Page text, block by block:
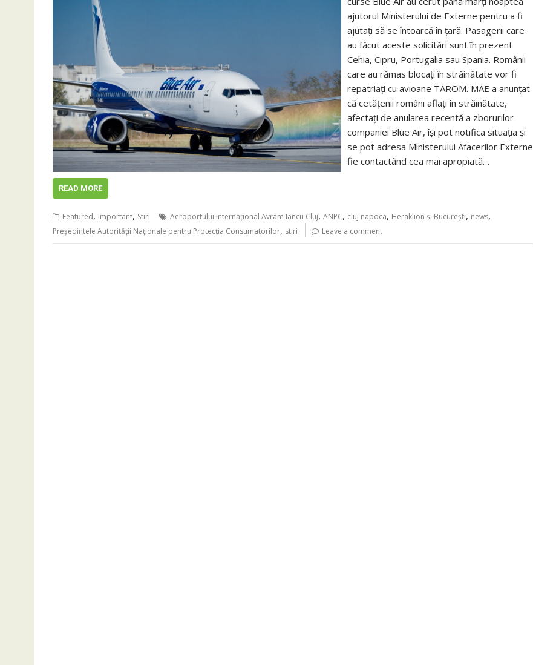
ajutorul Ministerului de Externe pentru a fi
ajutați să se întoarcă în țară. Pasagerii care
au făcut aceste solicitări sunt în prezent
Cehia, Cipru, Portugalia sau Spania. Românii
care au rămas blocați în străinătate vor fi
repatriați cu avioane TAROM. MAE a anunțat
că cetățenii români aflați în străinătate,
afectați de anularea recentă a zborurilor
companiei Blue Air, își pot notifica situația și
se pot adresa Ministerului Afacerilor Externe
fie contactând cea mai apropiată…
READ MORE
Featured, Important, Stiri Aeroportului Internațional Avram Iancu Cluj, ANPC, cluj napoca, Heraklion și București, news,
Preşedintele Autorităţii Naţionale pentru Protecţia Consumatorilor, stiri Leave a comment